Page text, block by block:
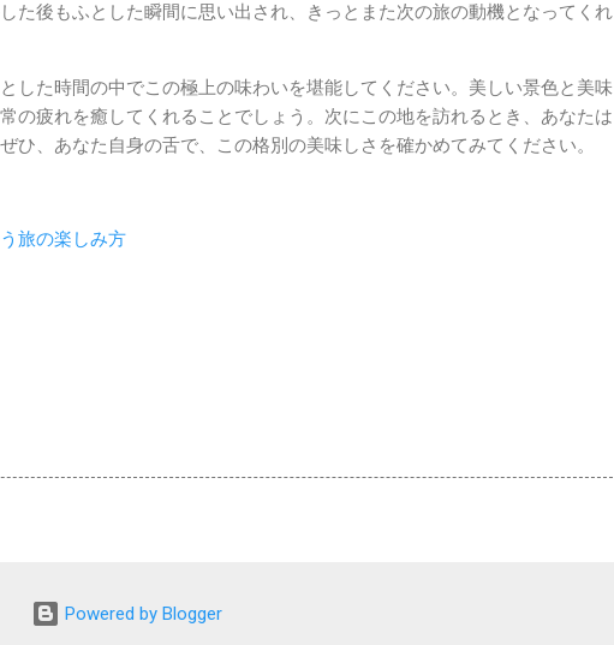
た後もふとした瞬間に思い出され、きっとまた次の旅の動機となってくれ
した時間の中でこの極上の味わいを堪能してください。美しい景色と美味
の疲れを癒してくれることでしょう。次にこの地を訪れるとき、あなたは
ひ、あなた自身の舌で、この格別の美味しさを確かめてみてください。
旅の楽しみ方
Powered by Blogger